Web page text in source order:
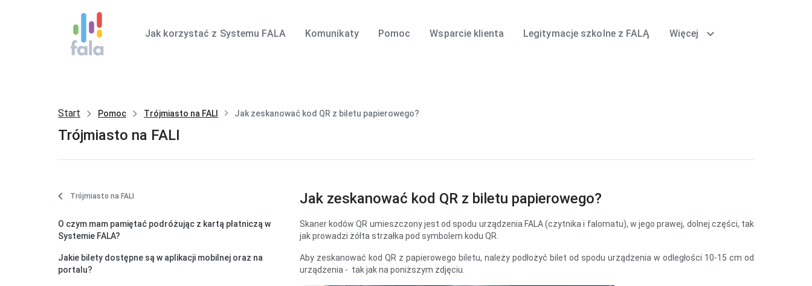
Jak korzystać z Systemu FALA Komunikaty Pomoc Wsparcie klienta Legitymacje szkolne z FALĄ Więcej expand_more
Start Pomoc Trójmiasto na FALI Jak zeskanować kod QR z biletu papierowego?
Trójmiasto na FALI
Trójmiasto na FALI
O czym mam pamiętać podróżując z kartą płatniczą w
Systemie FALA?
Jakie bilety dostępne są w aplikacji mobilnej oraz na
portalu?
Jak zeskanować kod QR z biletu papierowego?
Skaner kodów QR umieszczony jest od spodu urządzenia FALA (czytnika i falomatu), w jego prawej, dolnej części, tak
jak prowadzi żółta strzałka pod symbolem kodu QR.
Aby zeskanować kod QR z papierowego biletu, należy podłożyć bilet od spodu urządzenia w odległości 10-15 cm od
urządzenia - tak jak na poniższym zdjęciu.